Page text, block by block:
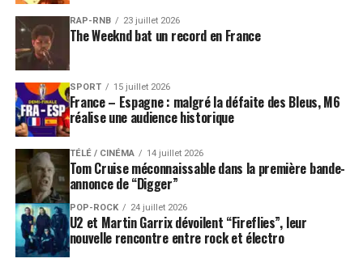
RAP-RNB 23 juillet 2026
The Weeknd bat un record en France
SPORT 15 juillet 2026
France – Espagne : malgré la défaite des Bleus, M6
réalise une audience historique
TÉLÉ / CINÉMA 14 juillet 2026
Tom Cruise méconnaissable dans la première bande-
annonce de “Digger”
POP-ROCK 24 juillet 2026
U2 et Martin Garrix dévoilent “Fireflies”, leur
nouvelle rencontre entre rock et électro